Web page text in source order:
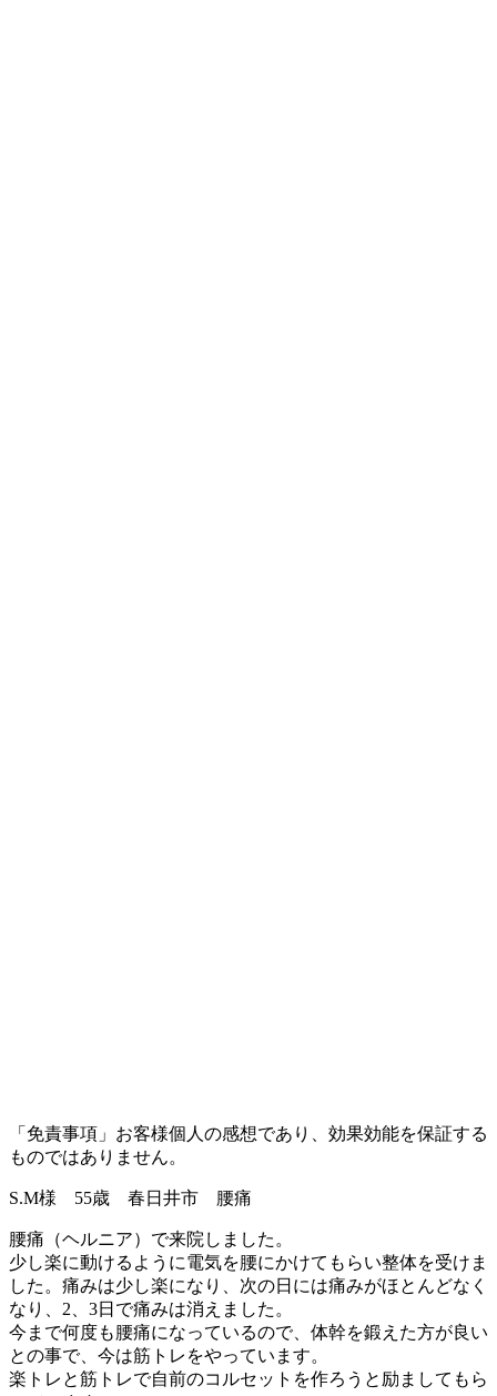
「免責事項」お客様個人の感想であり、効果効能を保証する
ものではありません。
S.M様 55歳 春日井市 腰痛
腰痛（ヘルニア）で来院しました。
少し楽に動けるように電気を腰にかけてもらい整体を受けま
した。痛みは少し楽になり、次の日には痛みがほとんどなく
なり、2、3日で痛みは消えました。
今まで何度も腰痛になっているので、体幹を鍛えた方が良い
との事で、今は筋トレをやっています。
楽トレと筋トレで自前のコルセットを作ろうと励ましてもら